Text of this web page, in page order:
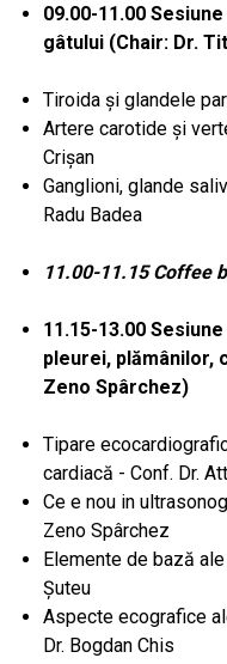
09.00-11.00
gâtului (Chair: Dr.
Tiroida și glandele
Artere carotide și
Crișan
Ganglioni, glande
Radu Badea
11.00-11.15 Coffee
11.15-13.00
pleurei, plămânilor,
Zeno Spârchez)
Tipare
cardiacă - Conf. Dr.
Ce e nou in
Zeno Spârchez
Elemente de bază
Șuteu
Aspecte ecografice
Dr. Bogdan Chis